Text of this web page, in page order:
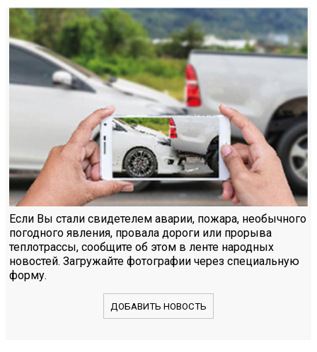
Если Вы стали свидетелем аварии, пожара, необычного
погодного явления, провала дороги или прорыва
теплотрассы, сообщите об этом в ленте народных
новостей. Загружайте фотографии через специальную
форму.
ДОБАВИТЬ НОВОСТЬ